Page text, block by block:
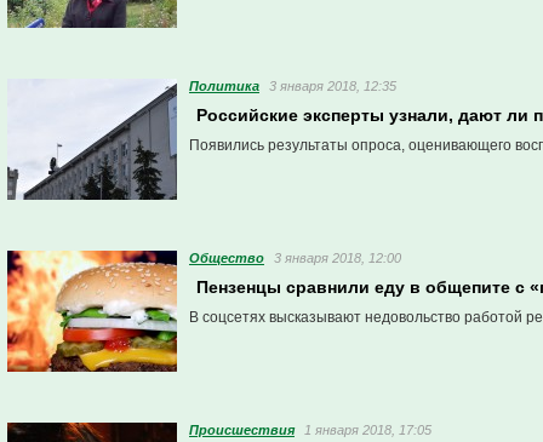
Политика 3 января 2018, 12:35
Российские эксперты узнали, дают ли
Появились результаты опроса, оценивающего
Общество 3 января 2018, 12:00
Пензенцы сравнили еду в общепите с
В соцсетях высказывают недовольство работой
Проиcшествия 1 января 2018, 17:05